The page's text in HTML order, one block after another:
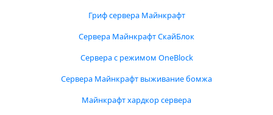
Гриф сервера Майнкрафт
Сервера Майнкрафт СкайБлок
Сервера с режимом OneBlock
Сервера Майнкрафт выживание бомжа
Майнкрафт хардкор сервера